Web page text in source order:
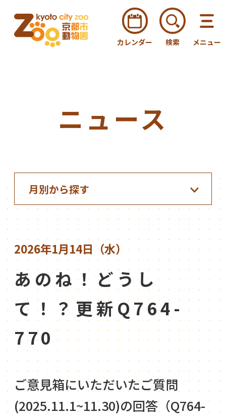
カレンダー 検索 メニュー
ニュース
2026年1月14日（水）
あのね！どうし
て！？更新Q764-
770
ご意見箱にいただいたご質問
(2025.11.1~11.30)の回答（Q764-